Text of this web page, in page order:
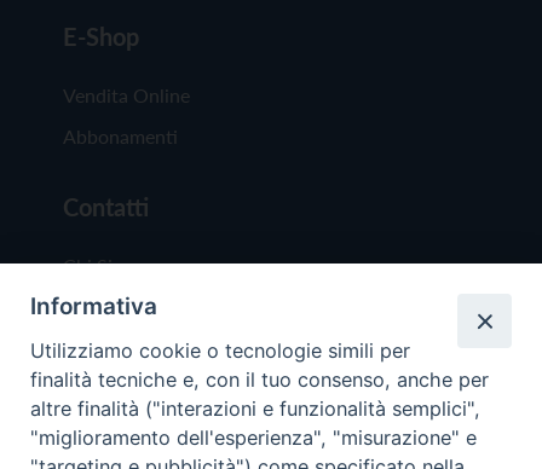
E-Shop
Vendita Online
Abbonamenti
Contatti
Chi Siamo
Redazione
Scrivici
Informativa
Utilizziamo cookie o tecnologie simili per
finalità tecniche e, con il tuo consenso, anche per
altre finalità ("interazioni e funzionalità semplici",
"miglioramento dell'esperienza", "misurazione" e